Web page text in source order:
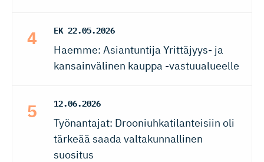
EK 22.05.2026
Haemme: Asiantuntija Yrittäjyys- ja
kansainvälinen kauppa -vastuualueelle
12.06.2026
Työnantajat: Drooniuhkatilanteisiin oli
tärkeää saada valtakunnallinen
suositus